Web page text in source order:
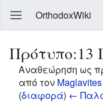
OrthodoxWiki
Πρότυπο:13
Αναθεώρηση ως
από τον Maglavites
(διαφορά) ←